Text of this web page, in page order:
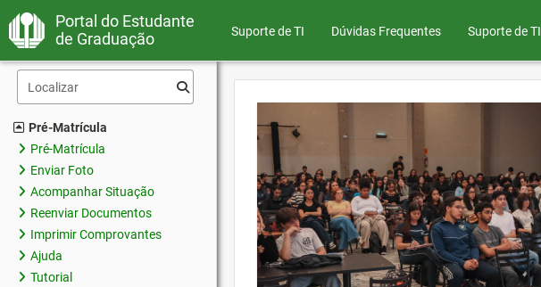
Portal do Estudante
de Graduação
Suporte de TI Dúvidas Frequentes Suporte de TI
Pré-Matrícula
Pré-Matrícula
Enviar Foto
Acompanhar Situação
Reenviar Documentos
Imprimir Comprovantes
Ajuda
Tutorial